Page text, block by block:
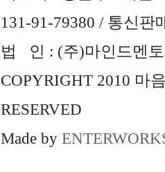
131-91-79380 / 통신판
법 인 : (주)마인드멘토
COPYRIGHT 2010 마
RESERVED
Made by